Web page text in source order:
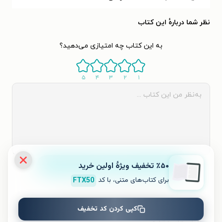
نظر شما دربارهٔ این کتاب
به این کتاب چه امتیازی می‌دهید؟
۱ ۲ ۳ ۴ ۵
ثبت نظر ٪۵۰ تخفیف ویژۀ اولین خرید
برای کتاب‌های متنی، با کد FTX50
کپی کردن کد تخفیف